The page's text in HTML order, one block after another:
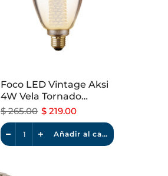
Foco LED Vintage Aksi
4W Vela Tornado
Dimeable Luz Cálida
$ 265.00 $ 219.00
Añadir al carrito